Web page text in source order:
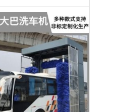
净方案[隆茂鑫晟]